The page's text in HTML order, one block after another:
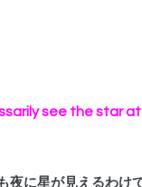
see the star
夜に星が見えるわけ